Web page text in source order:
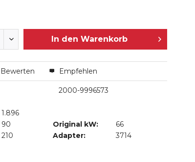
In den Warenkorb
Bewerten Empfehlen
2000-9996573
1.896
90 Original kW:
66
210 Adapter: 3714